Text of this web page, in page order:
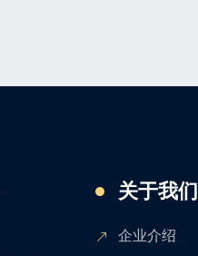
关于我们
企业介绍